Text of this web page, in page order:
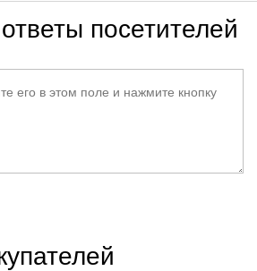
посетителей